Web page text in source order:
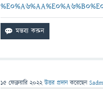
15 ফেব্রুয়ারি 2022 উত্তর প্রদান করেছেন